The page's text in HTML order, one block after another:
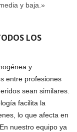
y baja.»
LOS
y
entre profesiones
sean similares.
facilita la
lo que afecta en
nuestro equipo ya